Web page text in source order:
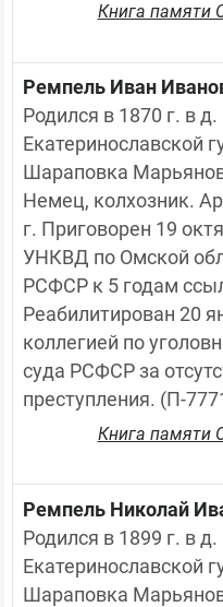
Книга памяти
Ремпель Иван
Родился в 1870 г. в
Екатеринославской
Шараповка
Немец, колхозник.
г. Приговорен 19
УНКВД по Омской
РСФСР к 5 годам
Реабилитирован 20
коллегией по
суда РСФСР за
преступления. (П-
Книга памяти
Ремпель Николай
Родился в 1899 г. в
Екатеринославской
Шараповка